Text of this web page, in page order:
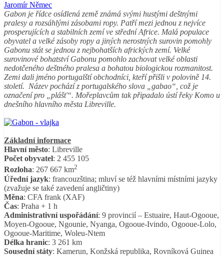
Jaromír Němec
Gabon je řídce osídlená země známá svými hustými deštnými
pralesy a rozsáhlými zásobami ropy. Patří mezi jednou z nejvíce
prosperujících a stabilních zemí ve střední Africe. Malá populace
obyvatel a velké zásoby ropy a jiných nerostných surovin pomohly
Gabonu stát se jednou z nejbohatších afrických zemí. Velké
surovinové bohatství Gabonu pomohlo zachovat velké oblasti
nedotčeného deštného pralesa a bohatou biologickou rozmanitost.
Zemi dali jméno portugalští obchodníci, kteří přišli v polovině 14.
století. Název pochází z portugalského slova „gabao“, což je
označení pro „plášť“. Mořeplavcům tak připadalo ústí řeky Komo u
dnešního hlavního města Libreville.
Základní informace
Hlavní město: Libreville
Počet obyvatel: 2 455 105
Rozloha: 267 667 km2
Úřední jazyk: francouzština; mluví se též hlavními místními jazyky
(zvažuje se také zavedení angličtiny)
Měna: CFA frank (XAF)
Čas: Praha + 1 h
Administrativní uspořádání: 9 provincií – Estuaire, Haut-Ogooue,
Moyen-Ogooue, Ngounie, Nyanga, Ogooue-Ivindo, Ogooue-Lolo,
Ogooue-Maritime, Woleu-Ntem
Délka hranic: 3 261 km
Sousední státy: Kamerun, Konžská republika, Rovníková Guinea